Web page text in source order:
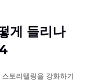
를 인기 있게 만
Changer
게 들리나
토리텔링을 강화하기